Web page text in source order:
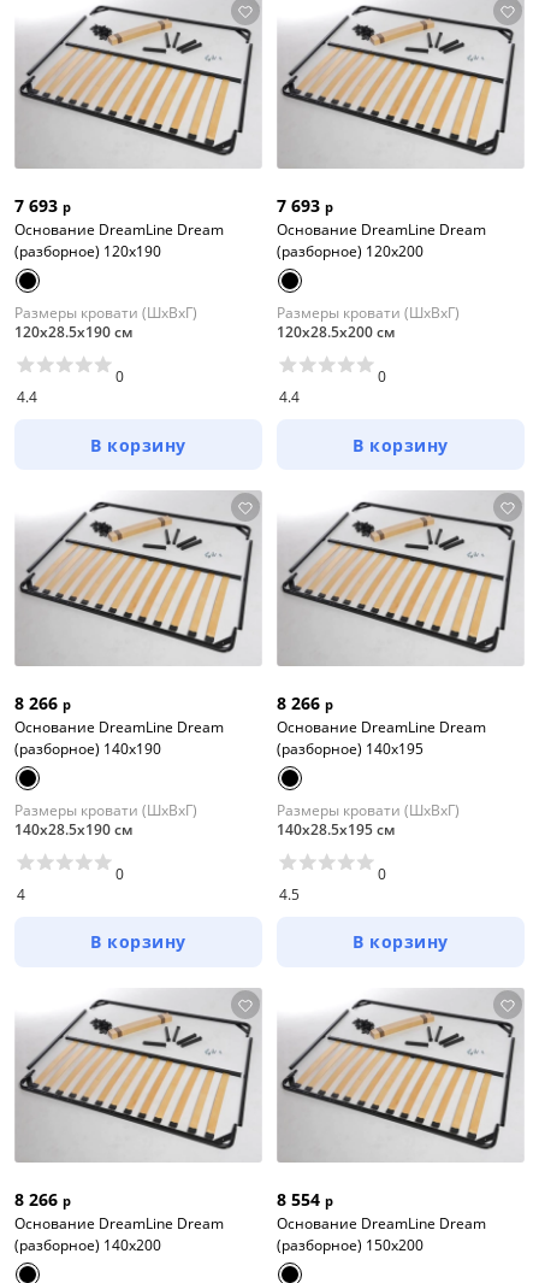
7 693 р
Основание DreamLine Dream
(разборное) 120x190
Размеры кровати (ШхВхГ)
120х28.5х190 см
4.4
0
В корзину
7 693 р
Основание DreamLine Dream
(разборное) 120x200
Размеры кровати (ШхВхГ)
120х28.5х200 см
4.4
0
В корзину
8 266 р
Основание DreamLine Dream
(разборное) 140x190
Размеры кровати (ШхВхГ)
140х28.5х190 см
4
0
В корзину
8 266 р
Основание DreamLine Dream
(разборное) 140x195
Размеры кровати (ШхВхГ)
140х28.5х195 см
4.5
0
В корзину
8 266 р
Основание DreamLine Dream
(разборное) 140x200
8 554 р
Основание DreamLine Dream
(разборное) 150x200